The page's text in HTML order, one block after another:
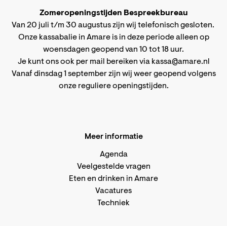
Zomeropeningstijden Bespreekbureau
Van 20 juli t/m 30 augustus zijn wij telefonisch gesloten.
Onze kassabalie in Amare is in deze periode alleen op
woensdagen geopend van 10 tot 18 uur.
Je kunt ons ook per mail bereiken via kassa@amare.nl
Vanaf dinsdag 1 september zijn wij weer geopend volgens
onze reguliere openingstijden.
Meer informatie
Agenda
Veelgestelde vragen
Eten en drinken in Amare
Vacatures
Techniek